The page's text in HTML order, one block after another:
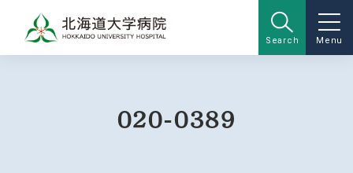
Search Menu
020-0389